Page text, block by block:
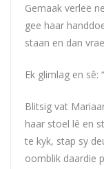
Gemaak verleë
gee haar
staan en dan
Ek glimlag en sê:
Blitsig vat
haar stoel lê en
te kyk, stap sy
oomblik daardie